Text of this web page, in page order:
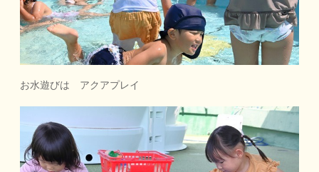
お水遊びは アクアプレイ